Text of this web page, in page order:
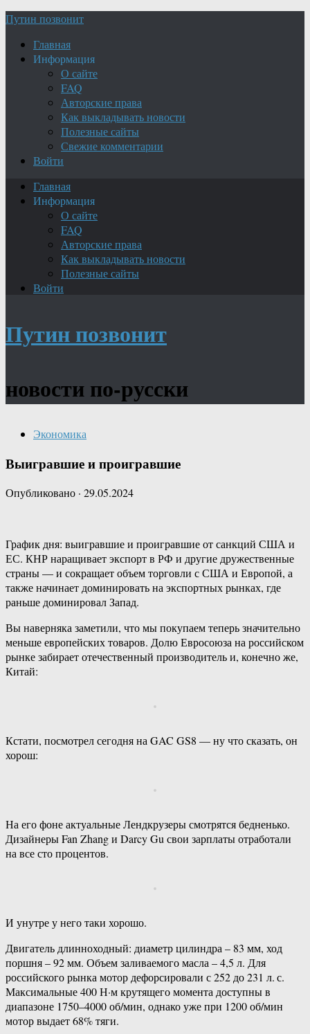
Путин позвонит
Главная
Информация
О сайте
FAQ
Авторские права
Как выкладывать новости
Полезные сайты
Свежие комментарии
Войти
Главная
Информация
О сайте
FAQ
Авторские права
Как выкладывать новости
Полезные сайты
Войти
Путин позвонит
новости по-русски
Экономика
Выигравшие и проигравшие
Опубликовано · 29.05.2024
График дня: выигравшие и проигравшие от санкций США и
ЕС. КНР наращивает экспорт в РФ и другие дружественные
страны — и сокращает объем торговли с США и Европой, а
также начинает доминировать на экспортных рынках, где
раньше доминировал Запад.
Вы наверняка заметили, что мы покупаем теперь значительно
меньше европейских товаров. Долю Евросоюза на российском
рынке забирает отечественный производитель и, конечно же,
Китай:
Кстати, посмотрел сегодня на GAC GS8 — ну что сказать, он
хорош:
На его фоне актуальные Лендкрузеры смотрятся бедненько.
Дизайнеры Fan Zhang и Darcy Gu свои зарплаты отработали
на все сто процентов.
И унутре у него таки хорошо.
Двигатель длинноходный: диаметр цилиндра – 83 мм, ход
поршня – 92 мм. Объем заливаемого масла – 4,5 л. Для
российского рынка мотор дефорсировали с 252 до 231 л. с.
Максимальные 400 Н·м крутящего момента доступны в
диапазоне 1750–4000 об/мин, однако уже при 1200 об/мин
мотор выдает 68% тяги.